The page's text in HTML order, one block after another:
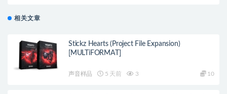
相关文章
Stickz Hearts (Project File Expansion)
[MULTiFORMAT]
声音样品 5 天前 3 10